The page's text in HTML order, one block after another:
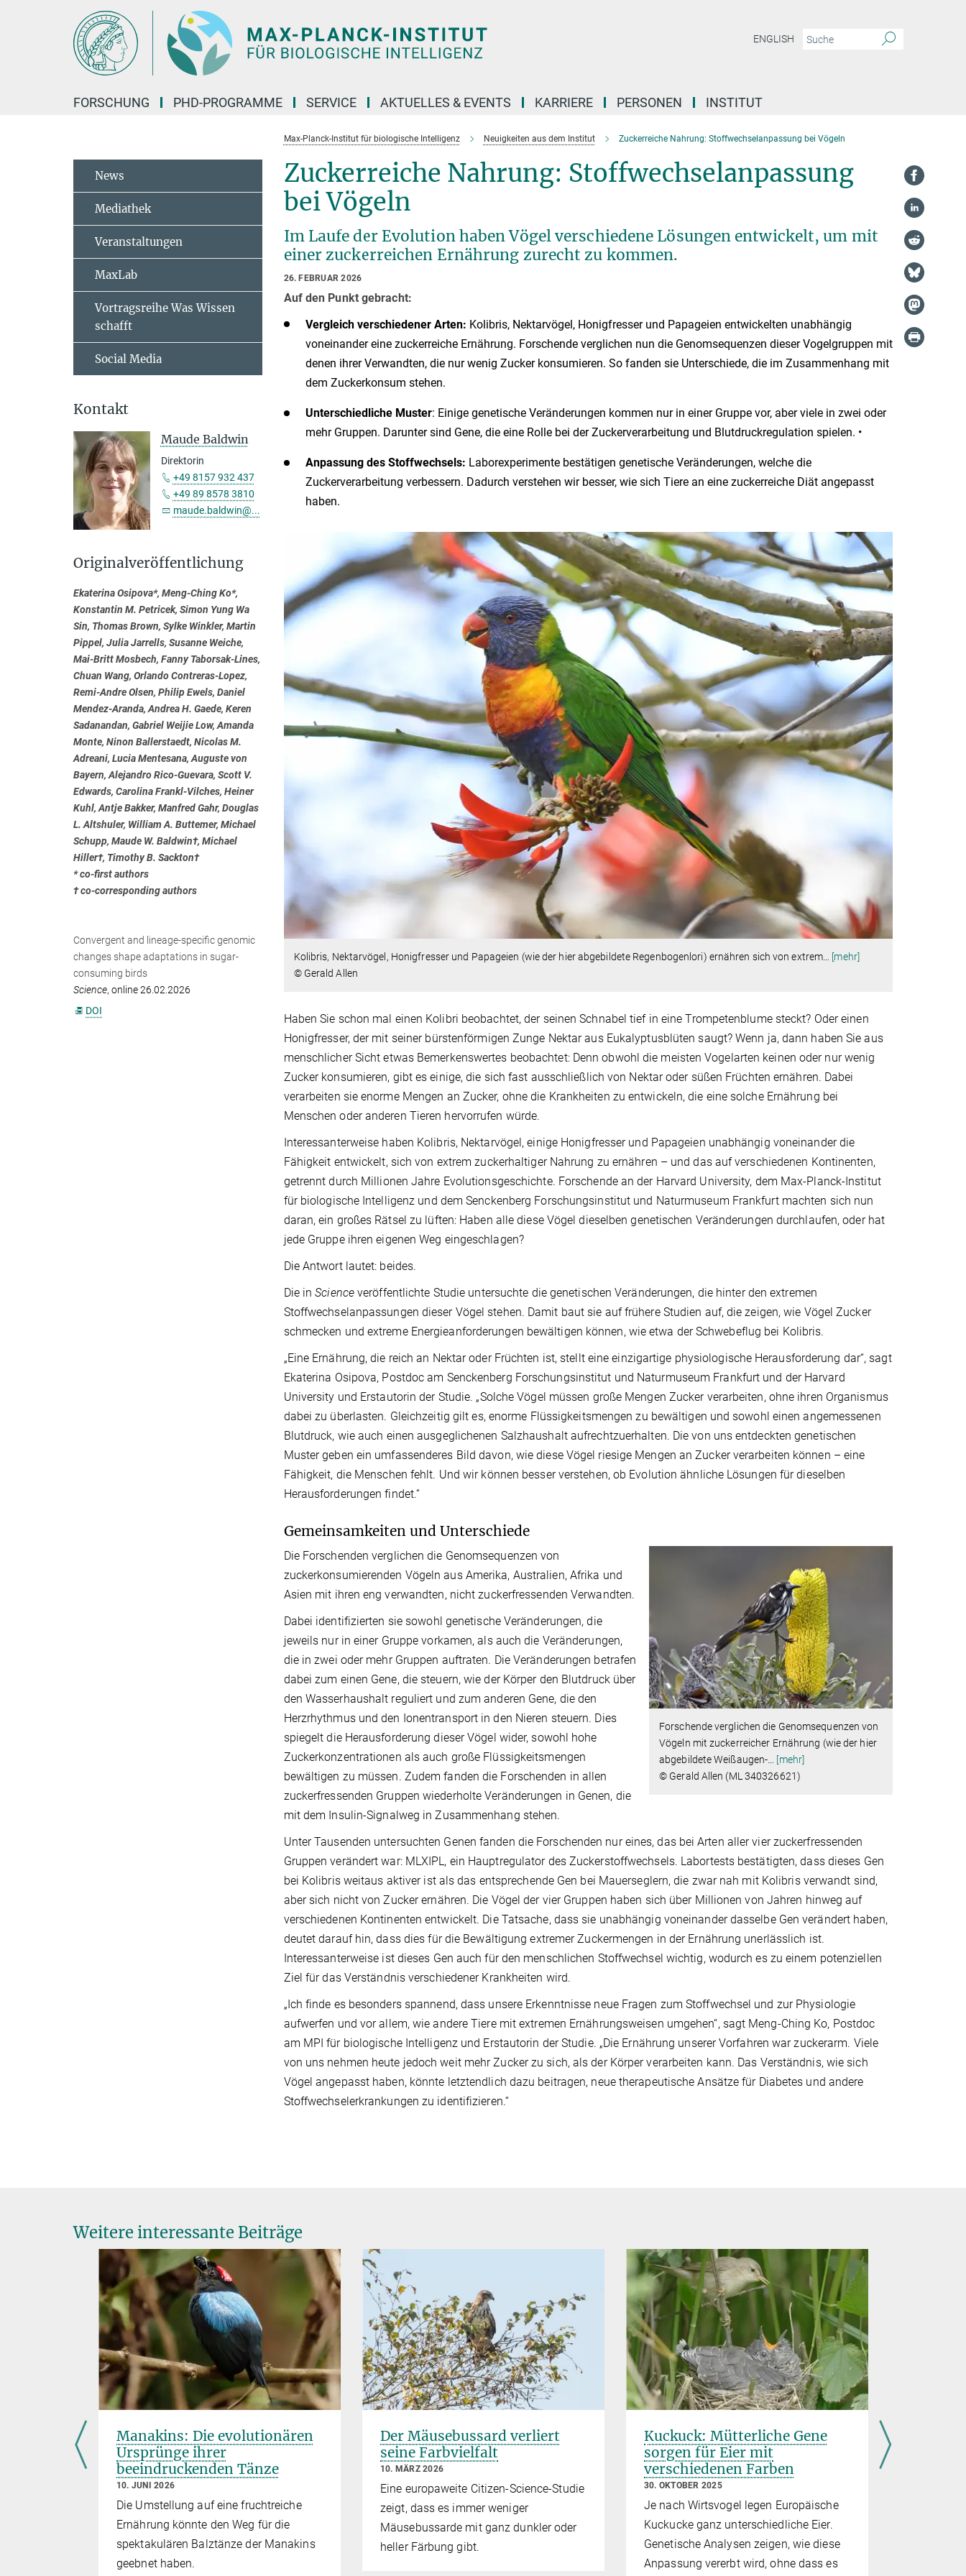
ENGLISH
FORSCHUNG PHD-PROGRAMME SERVICE AKTUELLES & EVENTS KARRIERE PERSONEN INSTITUT
Max-Planck-Institut für biologische Intelligenz Neuigkeiten aus dem Institut Zuckerreiche Nahrung: Stoffwechselanpassung bei Vögeln
Zuckerreiche Nahrung: Stoffwechselanpassung
bei Vögeln
Im Laufe der Evolution haben Vögel verschiedene Lösungen entwickelt, um mit
einer zuckerreichen Ernährung zurecht zu kommen.
26. FEBRUAR 2026
Auf den Punkt gebracht:
Vergleich verschiedener Arten: Kolibris, Nektarvögel, Honigfresser und Papageien entwickelten unabhängig
voneinander eine zuckerreiche Ernährung. Forschende verglichen nun die Genomsequenzen dieser Vogelgruppen mit
denen ihrer Verwandten, die nur wenig Zucker konsumieren. So fanden sie Unterschiede, die im Zusammenhang mit
dem Zuckerkonsum stehen.
Unterschiedliche Muster: Einige genetische Veränderungen kommen nur in einer Gruppe vor, aber viele in zwei oder
mehr Gruppen. Darunter sind Gene, die eine Rolle bei der Zuckerverarbeitung und Blutdruckregulation spielen. •
Anpassung des Stoffwechsels: Laborexperimente bestätigen genetische Veränderungen, welche die
Zuckerverarbeitung verbessern. Dadurch verstehen wir besser, wie sich Tiere an eine zuckerreiche Diät angepasst
haben.
Kolibris, Nektarvögel, Honigfresser und Papageien (wie der hier abgebildete Regenbogenlori) ernähren sich von extrem
[mehr]
© Gerald Allen
Haben Sie schon mal einen Kolibri beobachtet, der seinen Schnabel tief in eine Trompetenblume steckt? Oder einen
Honigfresser, der mit seiner bürstenförmigen Zunge Nektar aus Eukalyptusblüten saugt? Wenn ja, dann haben Sie aus
menschlicher Sicht etwas Bemerkenswertes beobachtet: Denn obwohl die meisten Vogelarten keinen oder nur wenig
Zucker konsumieren, gibt es einige, die sich fast ausschließlich von Nektar oder süßen Früchten ernähren. Dabei
verarbeiten sie enorme Mengen an Zucker, ohne die Krankheiten zu entwickeln, die eine solche Ernährung bei
Menschen oder anderen Tieren hervorrufen würde.
Interessanterweise haben Kolibris, Nektarvögel, einige Honigfresser und Papageien unabhängig voneinander die
Fähigkeit entwickelt, sich von extrem zuckerhaltiger Nahrung zu ernähren – und das auf verschiedenen Kontinenten,
getrennt durch Millionen Jahre Evolutionsgeschichte. Forschende an der Harvard University, dem Max-Planck-Institut
für biologische Intelligenz und dem Senckenberg Forschungsinstitut und Naturmuseum Frankfurt machten sich nun
daran, ein großes Rätsel zu lüften: Haben alle diese Vögel dieselben genetischen Veränderungen durchlaufen, oder hat
jede Gruppe ihren eigenen Weg eingeschlagen?
Die Antwort lautet: beides.
Die inScienceveröffentlichte Studie untersuchte die genetischen Veränderungen, die hinter den extremen
Stoffwechselanpassungen dieser Vögel stehen. Damit baut sie auf frühere Studien auf, die zeigen, wie Vögel Zucker
schmecken und extreme Energieanforderungen bewältigen können, wie etwa der Schwebeflug bei Kolibris.
„Eine Ernährung, die reich an Nektar oder Früchten ist, stellt eine einzigartige physiologische Herausforderung dar“, sagt
Ekaterina Osipova, Postdoc am Senckenberg Forschungsinstitut und Naturmuseum Frankfurt und der Harvard
University und Erstautorin der Studie. „Solche Vögel müssen große Mengen Zucker verarbeiten, ohne ihren Organismus
dabei zu überlasten. Gleichzeitig gilt es, enorme Flüssigkeitsmengen zu bewältigen und sowohl einen angemessenen
Blutdruck, wie auch einen ausgeglichenen Salzhaushalt aufrechtzuerhalten. Die von uns entdeckten genetischen
Muster geben ein umfassenderes Bild davon, wie diese Vögel riesige Mengen an Zucker verarbeiten können – eine
Fähigkeit, die Menschen fehlt. Und wir können besser verstehen, ob Evolution ähnliche Lösungen für dieselben
Herausforderungen findet.“
Gemeinsamkeiten und Unterschiede
Forschende verglichen die Genomsequenzen von
Vögeln mit zuckerreicher Ernährung (wie der hier
abgebildete Weißaugen-… [mehr]
© Gerald Allen (ML 340326621)
Die Forschenden verglichen die Genomsequenzen von
zuckerkonsumierenden Vögeln aus Amerika, Australien, Afrika und
Asien mit ihren eng verwandten, nicht zuckerfressenden Verwandten.
Dabei identifizierten sie sowohl genetische Veränderungen, die
jeweils nur in einer Gruppe vorkamen, als auch die Veränderungen,
die in zwei oder mehr Gruppen auftraten. Die Veränderungen betrafen
dabei zum einen Gene, die steuern, wie der Körper den Blutdruck über
den Wasserhaushalt reguliert und zum anderen Gene, die den
Herzrhythmus und den Ionentransport in den Nieren steuern. Dies
spiegelt die Herausforderung dieser Vögel wider, sowohl hohe
Zuckerkonzentrationen als auch große Flüssigkeitsmengen
bewältigen zu müssen. Zudem fanden die Forschenden in allen
zuckerfressenden Gruppen wiederholte Veränderungen in Genen, die
mit dem Insulin-Signalweg in Zusammenhang stehen.
Unter Tausenden untersuchten Genen fanden die Forschenden nur eines, das bei Arten aller vier zuckerfressenden
Gruppen verändert war: MLXIPL, ein Hauptregulator des Zuckerstoffwechsels. Labortests bestätigten, dass dieses Gen
bei Kolibris weitaus aktiver ist als das entsprechende Gen bei Mauerseglern, die zwar nah mit Kolibris verwandt sind,
aber sich nicht von Zucker ernähren. Die Vögel der vier Gruppen haben sich über Millionen von Jahren hinweg auf
verschiedenen Kontinenten entwickelt. Die Tatsache, dass sie unabhängig voneinander dasselbe Gen verändert haben,
deutet darauf hin, dass dies für die Bewältigung extremer Zuckermengen in der Ernährung unerlässlich ist.
Interessanterweise ist dieses Gen auch für den menschlichen Stoffwechsel wichtig, wodurch es zu einem potenziellen
Ziel für das Verständnis verschiedener Krankheiten wird.
„Ich finde es besonders spannend, dass unsere Erkenntnisse neue Fragen zum Stoffwechsel und zur Physiologie
aufwerfen und vor allem, wie andere Tiere mit extremen Ernährungsweisen umgehen“, sagt Meng-Ching Ko, Postdoc
am MPI für biologische Intelligenz und Erstautorin der Studie. „Die Ernährung unserer Vorfahren war zuckerarm. Viele
von uns nehmen heute jedoch weit mehr Zucker zu sich, als der Körper verarbeiten kann. Das Verständnis, wie sich
Vögel angepasst haben, könnte letztendlich dazu beitragen, neue therapeutische Ansätze für Diabetes und andere
Stoffwechselerkrankungen zu identifizieren.“
News
Mediathek
Veranstaltungen
MaxLab
Vortragsreihe Was Wissen
schafft
Social Media
Kontakt
Maude Baldwin
Direktorin
+49 8157 932 437
+49 89 8578 3810
maude.baldwin@...
Originalveröffentlichung
Ekaterina Osipova*, Meng-Ching Ko*,
Konstantin M. Petricek, Simon Yung Wa
Sin, Thomas Brown, Sylke Winkler, Martin
Pippel, Julia Jarrells, Susanne Weiche,
Mai-Britt Mosbech, Fanny Taborsak-Lines,
Chuan Wang, Orlando Contreras-Lopez,
Remi-Andre Olsen, Philip Ewels, Daniel
Mendez-Aranda, Andrea H. Gaede, Keren
Sadanandan, Gabriel Weijie Low, Amanda
Monte, Ninon Ballerstaedt, Nicolas M.
Adreani, Lucia Mentesana, Auguste von
Bayern, Alejandro Rico-Guevara, Scott V.
Edwards, Carolina Frankl-Vilches, Heiner
Kuhl, Antje Bakker, Manfred Gahr, Douglas
L. Altshuler, William A. Buttemer, Michael
Schupp, Maude W. Baldwin†, Michael
Hiller†, Timothy B. Sackton†
* co-first authors
† co-corresponding authors
Convergent and lineage-specific genomic
changes shape adaptations in sugar-
consuming birds
Science, online 26.02.2026
DOI
Weitere interessante Beiträge
Manakins: Die evolutionären
Ursprünge ihrer
beeindruckenden Tänze
10. JUNI 2026
Die Umstellung auf eine fruchtreiche
Ernährung könnte den Weg für die
spektakulären Balztänze der Manakins
geebnet haben.
Der Mäusebussard verliert
seine Farbvielfalt
10. MÄRZ 2026
Eine europaweite Citizen-Science-Studie
zeigt, dass es immer weniger
Mäusebussarde mit ganz dunkler oder
heller Färbung gibt.
Kuckuck: Mütterliche Gene
sorgen für Eier mit
verschiedenen Farben
30. OKTOBER 2025
Je nach Wirtsvogel legen Europäische
Kuckucke ganz unterschiedliche Eier.
Genetische Analysen zeigen, wie diese
Anpassung vererbt wird, ohne dass es